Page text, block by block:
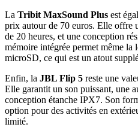
La Tribit MaxSound Plus est
prix autour de 70 euros. Elle offre
de 20 heures, et une conception
mémoire intégrée permet même
microSD, ce qui est un atout
Enfin, la JBL Flip 5 reste une
Elle garantit un son puissant, une
conception étanche IPX7. Son
option pour des activités en
limité.